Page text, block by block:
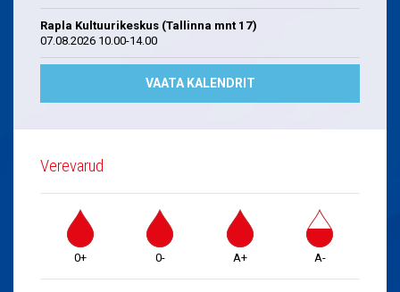
Rapla Kultuurikeskus (Tallinna mnt 17)
07.08.2026 10.00-14.00
VAATA KALENDRIT
Verevarud
0+ 0- A+ A-